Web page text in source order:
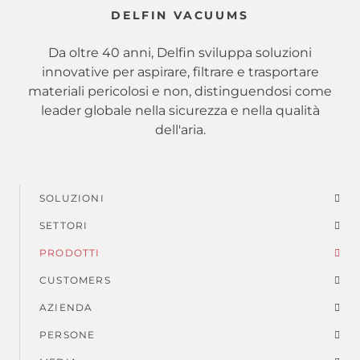
DELFIN VACUUMS
Da oltre 40 anni, Delfin sviluppa soluzioni
innovative per aspirare, filtrare e trasportare
materiali pericolosi e non, distinguendosi come
leader globale nella sicurezza e nella qualità
dell'aria.
Menu
di
piè
di
pagina
SOLUZIONI
SETTORI
PRODOTTI
CUSTOMERS
AZIENDA
PERSONE